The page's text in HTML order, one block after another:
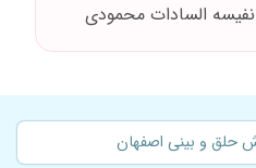
نفیسه السادات محمودی
حلق و بینی اصفهان